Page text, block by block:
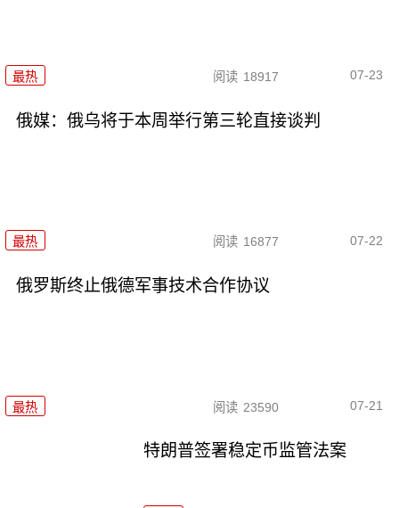
最热 阅读 18917 07-23
俄媒：俄乌将于本周举行第三轮直接谈判
最热 阅读 16877 07-22
俄罗斯终止俄德军事技术合作协议
最热 阅读 23590 07-21
特朗普签署稳定币监管法案